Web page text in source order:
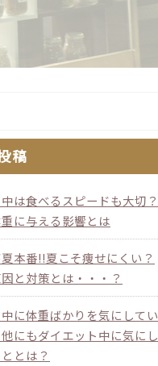
稿
は食べるスピードも大切？
に与える影響とは
本番!!夏こそ痩せにくい？
と対策とは・・・？
に体重ばかりを気にしてい
にもダイエット中に気にし
とは？